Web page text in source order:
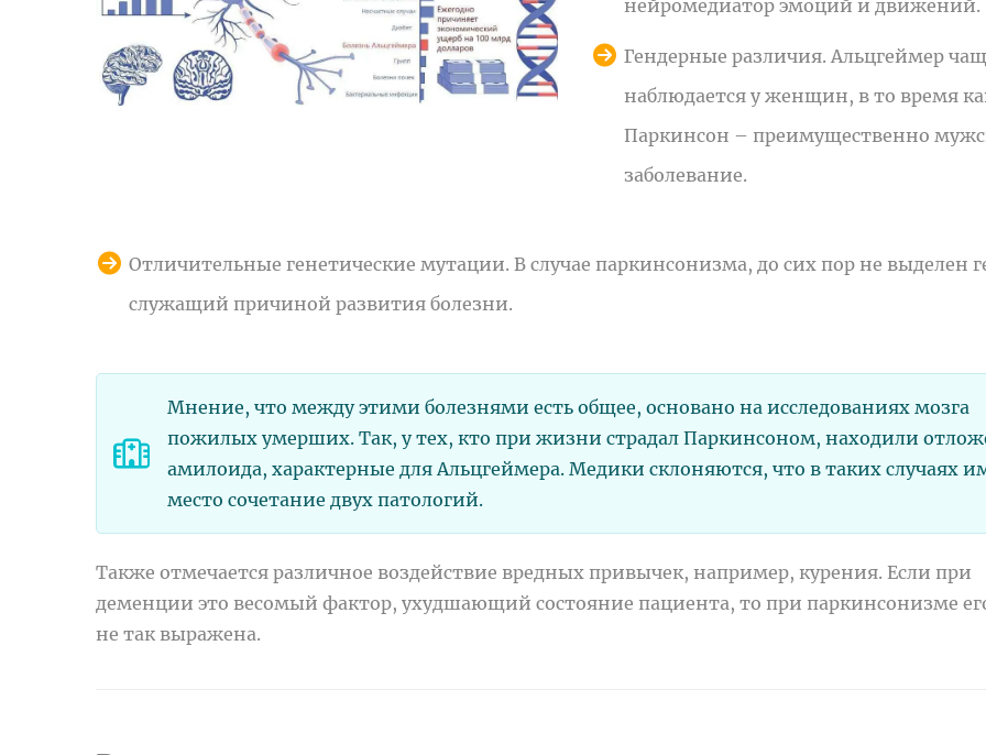
нейромедиатор эмоций и движений.
Гендерные различия. Альцгеймер
наблюдается у женщин, в то время
Паркинсон – преимущественно
заболевание.
Отличительные генетические мутации. В случае паркинсонизма, до сих пор не выделен
служащий причиной развития болезни.
Мнение, что между этими болезнями есть общее, основано на исследованиях мозга
пожилых умерших. Так, у тех, кто при жизни страдал Паркинсоном, находили
амилоида, характерные для Альцгеймера. Медики склоняются, что в таких случаях
место сочетание двух патологий.
Также отмечается различное воздействие вредных привычек, например, курения. Если при
деменции это весомый фактор, ухудшающий состояние пациента, то при паркинсонизме
не так выражена.